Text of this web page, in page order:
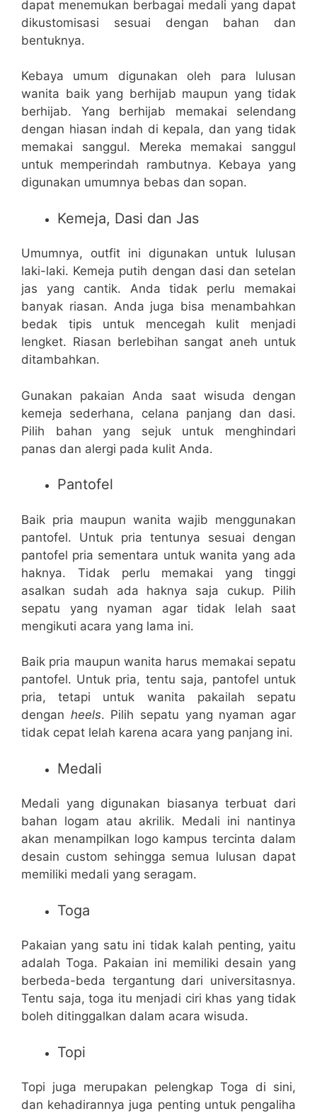
dapat menemukan berbagai medali yang dapat
dikustomisasi sesuai dengan bahan dan
bentuknya.
Kebaya umum digunakan oleh para lulusan
wanita baik yang berhijab maupun yang tidak
berhijab. Yang berhijab memakai selendang
dengan hiasan indah di kepala, dan yang tidak
memakai sanggul. Mereka memakai sanggul
untuk memperindah rambutnya. Kebaya yang
digunakan umumnya bebas dan sopan.
Kemeja, Dasi dan Jas
Umumnya, outfit ini digunakan untuk lulusan
laki-laki. Kemeja putih dengan dasi dan setelan
jas yang cantik. Anda tidak perlu memakai
banyak riasan. Anda juga bisa menambahkan
bedak tipis untuk mencegah kulit menjadi
lengket. Riasan berlebihan sangat aneh untuk
ditambahkan.
Gunakan pakaian Anda saat wisuda dengan
kemeja sederhana, celana panjang dan dasi.
Pilih bahan yang sejuk untuk menghindari
panas dan alergi pada kulit Anda.
Pantofel
Baik pria maupun wanita wajib menggunakan
pantofel. Untuk pria tentunya sesuai dengan
pantofel pria sementara untuk wanita yang ada
haknya. Tidak perlu memakai yang tinggi
asalkan sudah ada haknya saja cukup. Pilih
sepatu yang nyaman agar tidak lelah saat
mengikuti acara yang lama ini.
Baik pria maupun wanita harus memakai sepatu
pantofel. Untuk pria, tentu saja, pantofel untuk
pria, tetapi untuk wanita pakailah sepatu
dengan heels. Pilih sepatu yang nyaman agar
tidak cepat lelah karena acara yang panjang ini.
Medali
Medali yang digunakan biasanya terbuat dari
bahan logam atau akrilik. Medali ini nantinya
akan menampilkan logo kampus tercinta dalam
desain custom sehingga semua lulusan dapat
memiliki medali yang seragam.
Toga
Pakaian yang satu ini tidak kalah penting, yaitu
adalah Toga. Pakaian ini memiliki desain yang
berbeda-beda tergantung dari universitasnya.
Tentu saja, toga itu menjadi ciri khas yang tidak
boleh ditinggalkan dalam acara wisuda.
Topi
Topi juga merupakan pelengkap Toga di sini,
dan kehadirannya juga penting untuk pengaliha